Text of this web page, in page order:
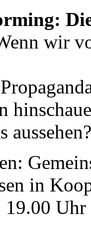
wir
aussehen?
in
19.00